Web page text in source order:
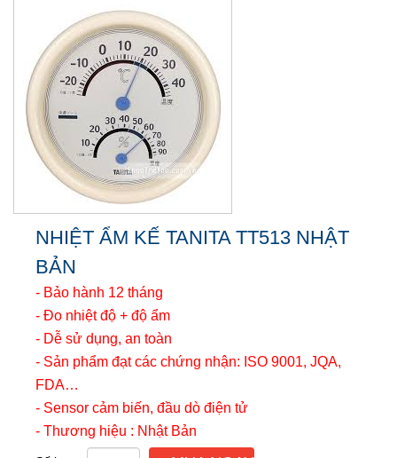
NHIỆT ẨM KẾ TANITA TT513 NHẬT
BẢN
- Bảo hành 12 tháng
- Đo nhiệt độ + độ ẩm
- Dễ sử dụng, an toàn
- Sản phẩm đạt các chứng nhận: ISO 9001, JQA,
FDA…
- Sensor cảm biến, đầu dò điện tử
- Thương hiệu : Nhật Bản